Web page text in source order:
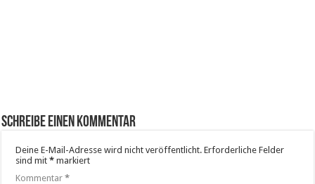
Schreibe einen Kommentar
Deine E-Mail-Adresse wird nicht veröffentlicht. Erforderliche Felder
sind mit* markiert
Kommentar*